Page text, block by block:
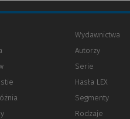
innej
strony)
Wydawnictwa
Autorzy
Serie
Hasła LEX
Segmenty
Rodzaje